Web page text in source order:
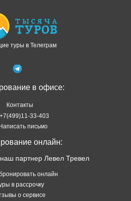
туры в Телеграм
в офисе:
Контакты
33-403
письмо
онлайн:
партнер Левел Тревел
онлайн
в рассрочку
о сервисе